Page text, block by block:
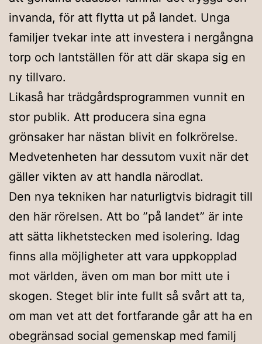
invanda, för att flytta ut på landet. Unga
familjer tvekar inte att investera i nergångna
torp och lantställen för att där skapa sig en
ny tillvaro.
Likaså har trädgårdsprogrammen vunnit en
stor publik. Att producera sina egna
grönsaker har nästan blivit en folkrörelse.
Medvetenheten har dessutom vuxit när det
gäller vikten av att handla närodlat.
Den nya tekniken har naturligtvis bidragit till
den här rörelsen. Att bo ”på landet” är inte
att sätta likhetstecken med isolering. Idag
finns alla möjligheter att vara uppkopplad
mot världen, även om man bor mitt ute i
skogen. Steget blir inte fullt så svårt att ta,
om man vet att det fortfarande går att ha en
obegränsad social gemenskap med familj